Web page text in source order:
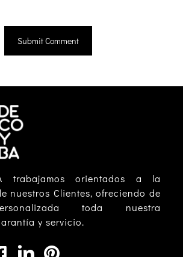
trabajamos orientados a la
nuestros Clientes, ofreciendo de
toda nuestra
y servicio.